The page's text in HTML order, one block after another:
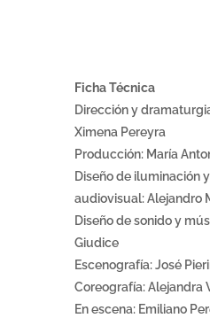
Ficha Técnica
Dirección y
Ximena Pereyra
Producción: María
Diseño de iluminación
audiovisual: Alejandro
Diseño de sonido y
Giudice
Escenografía: José
Coreografía: Alejandra
En escena: Emiliano